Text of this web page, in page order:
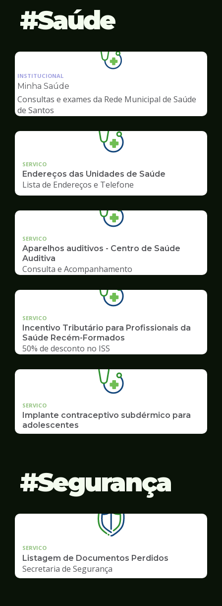
Saúde
Ilustração
da
de
Saúde
INSTITUCIONAL
Minha Saúde
Consultas e exames da Rede Municipal de Saúde
de Santos
SERVICO
Endereços das Unidades de Saúde
Lista de Endereços e Telefone
SERVICO
Aparelhos auditivos - Centro de Saúde
Auditiva
Consulta e Acompanhamento
SERVICO
Incentivo Tributário para Profissionais da
Saúde Recém-Formados
50% de desconto no ISS
SERVICO
Implante contraceptivo subdérmico para
adolescentes
Segurança
SERVICO
Listagem de Documentos Perdidos
Secretaria de Segurança